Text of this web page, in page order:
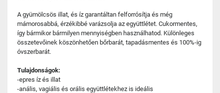
A gyümölcsös illat, és íz garantáltan felforrósítja és még
mámorosabbá, érzékibbé varázsolja az együttlétet. Cukormentes,
így bármikor bármilyen mennyiségben használhatod. Különleges
összetevőinek köszönhetően bőrbarát, tapadásmentes és 100%-ig
óvszerbarát.
Tulajdonságok:
-epres íz és illat
-anális, vagiális és orális együttlétekhez is ideális